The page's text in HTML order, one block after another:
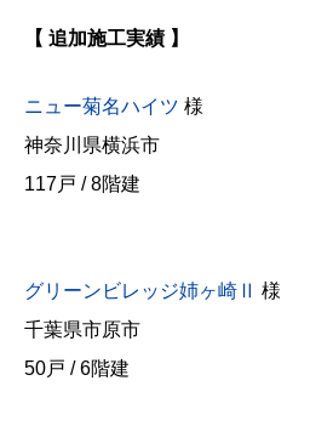
【 追加施工実績 】
ニュー菊名ハイツ 様
神奈川県横浜市
117戸 / 8階建
グリーンビレッジ姉ヶ崎Ⅱ 様
千葉県市原市
50戸 / 6階建